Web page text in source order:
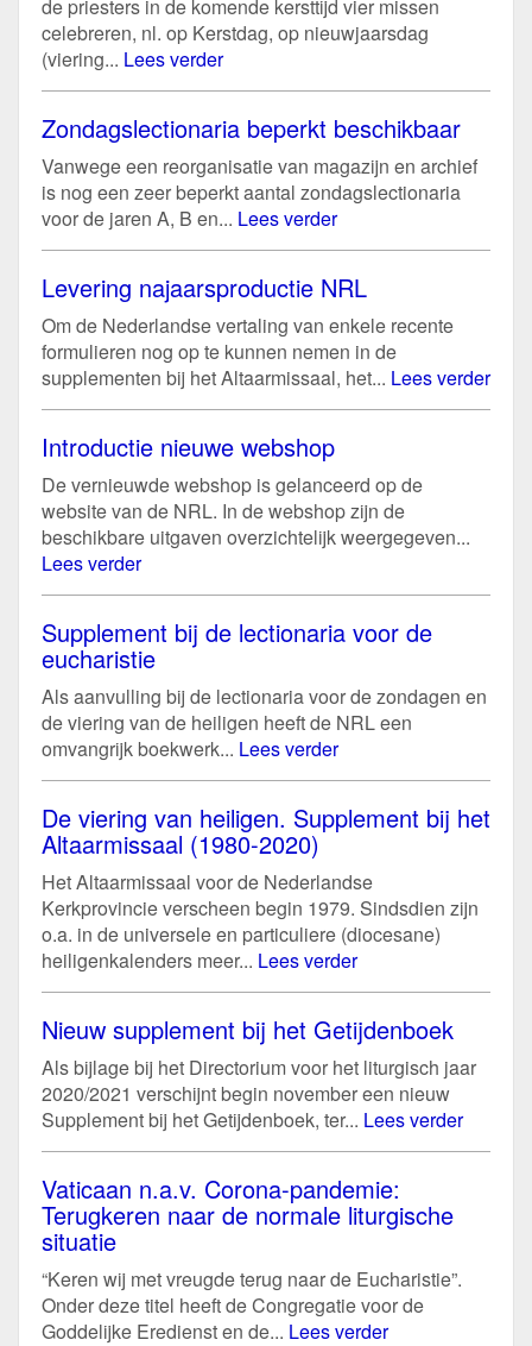
de priesters in de komende kersttijd vier missen
celebreren, nl. op Kerstdag, op nieuwjaarsdag
(viering... Lees verder
Zondagslectionaria beperkt beschikbaar
Vanwege een reorganisatie van magazijn en archief
is nog een zeer beperkt aantal zondagslectionaria
voor de jaren A, B en... Lees verder
Levering najaarsproductie NRL
Om de Nederlandse vertaling van enkele recente
formulieren nog op te kunnen nemen in de
supplementen bij het Altaarmissaal, het... Lees verder
Introductie nieuwe webshop
De vernieuwde webshop is gelanceerd op de
website van de NRL. In de webshop zijn de
beschikbare uitgaven overzichtelijk weergegeven...
Lees verder
Supplement bij de lectionaria voor de
eucharistie
Als aanvulling bij de lectionaria voor de zondagen en
de viering van de heiligen heeft de NRL een
omvangrijk boekwerk... Lees verder
De viering van heiligen. Supplement bij het
Altaarmissaal (1980-2020)
Het Altaarmissaal voor de Nederlandse
Kerkprovincie verscheen begin 1979. Sindsdien zijn
o.a. in de universele en particuliere (diocesane)
heiligenkalenders meer... Lees verder
Nieuw supplement bij het Getijdenboek
Als bijlage bij het Directorium voor het liturgisch jaar
2020/2021 verschijnt begin november een nieuw
Supplement bij het Getijdenboek, ter... Lees verder
Vaticaan n.a.v. Corona-pandemie:
Terugkeren naar de normale liturgische
situatie
“Keren wij met vreugde terug naar de Eucharistie”.
Onder deze titel heeft de Congregatie voor de
Goddelijke Eredienst en de... Lees verder